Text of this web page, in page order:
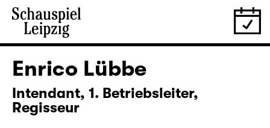
Enrico Lübbe
Intendant, 1. Betriebsleiter,
Regisseur